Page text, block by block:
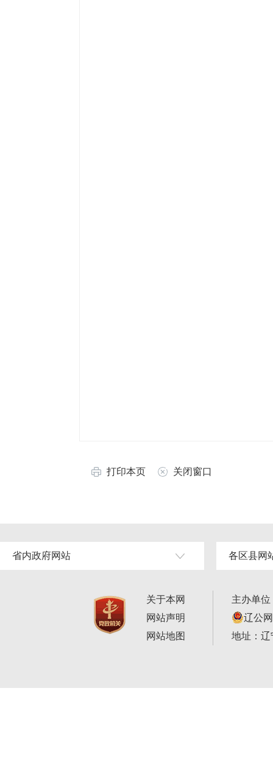
打印本页 关闭窗口
省内政府网站 各区县网
关于本网
网站声明
网站地图
主办单
辽公
地址：辽